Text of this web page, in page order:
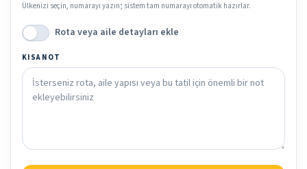
Ülkenizi seçin, numarayı yazın; sistem tam numarayı otomatik hazırlar.
Rota veya aile detayları ekle
KISA NOT